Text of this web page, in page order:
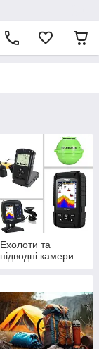
Ехолоти та
підводні камери